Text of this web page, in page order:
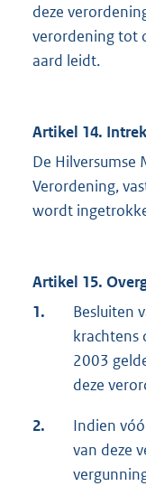
deze
verordening tot
aard leidt.
Artikel 14.
De Hilversumse
Verordening,
wordt
Artikel 15.
1.
Besluiten
krachtens
2003
deze
2.
Indien
van deze